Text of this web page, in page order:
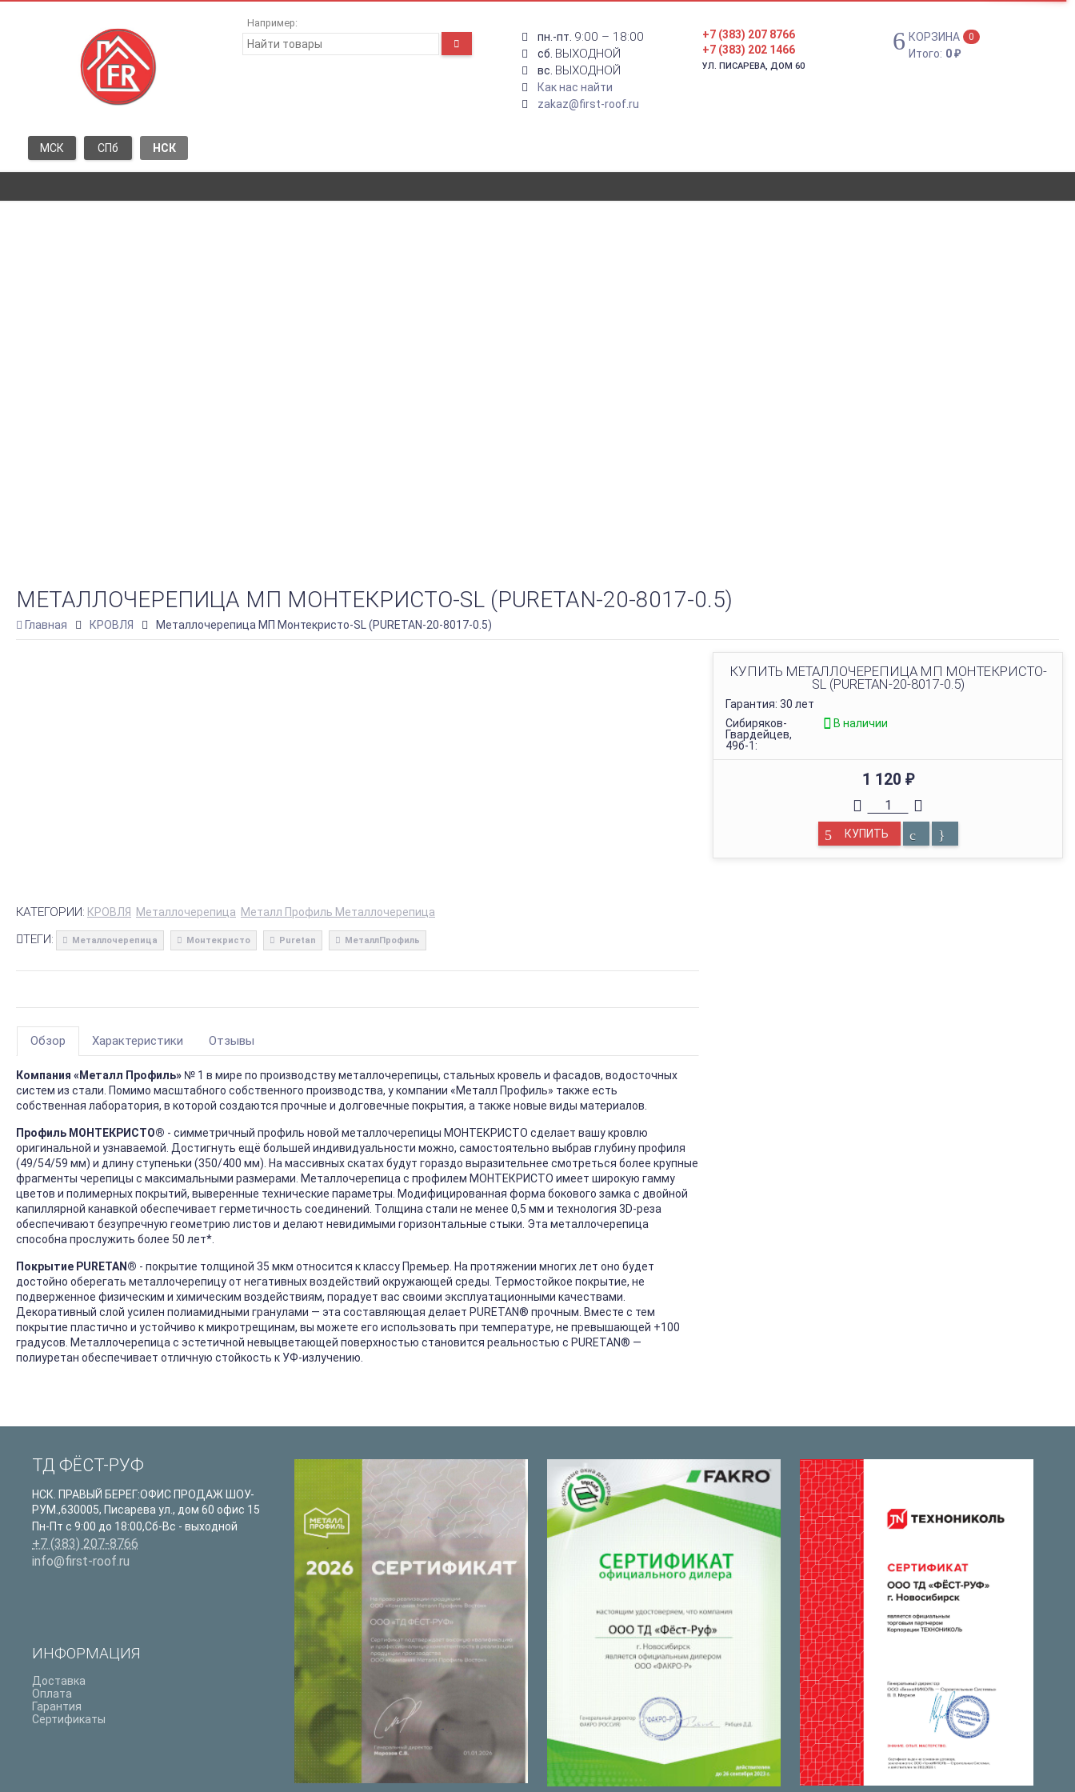
МСК СПб НСК
Например:
пн.-пт. 9:00 – 18:00
сб. ВЫХОДНОЙ
вс. ВЫХОДНОЙ
Как нас найти
zakaz@first-roof.ru
+7 (383) 207 8766
+7 (383) 202 1466
УЛ. ПИСАРЕВА, ДОМ 60
КОРЗИНА 0
Итого: 0₽
МЕТАЛЛОЧЕРЕПИЦА МП МОНТЕКРИСТО-SL (PURETAN-20-8017-0.5)
Главная КРОВЛЯ Металлочерепица МП Монтекристо-SL (PURETAN-20-8017-0.5)
КУПИТЬ МЕТАЛЛОЧЕРЕПИЦА МП МОНТЕКРИСТО-
SL (PURETAN-20-8017-0.5)
Гарантия: 30 лет
Сибиряков-
Гвардейцев,
49б-1:
В наличии
1 120 ₽
КУПИТЬ
КАТЕГОРИИ: КРОВЛЯ Металлочерепица Металл Профиль Металлочерепица
ТЕГИ: Металлочерепица Монтекристо Puretan МеталлПрофиль
Обзор Характеристики Отзывы
Компания «Металл Профиль» № 1 в мире по производству металлочерепицы, стальных кровель и фасадов, водосточных
систем из стали. Помимо масштабного собственного производства, у компании «Металл Профиль» также есть
собственная лаборатория, в которой создаются прочные и долговечные покрытия, а также новые виды материалов.
Профиль МОНТЕКРИСТО® - симметричный профиль новой металлочерепицы МОНТЕКРИСТО сделает вашу кровлю
оригинальной и узнаваемой. Достигнуть ещё большей индивидуальности можно, самостоятельно выбрав глубину профиля
(49/54/59 мм) и длину ступеньки (350/400 мм). На массивных скатах будут гораздо выразительнее смотреться более крупные
фрагменты черепицы с максимальными размерами. Металлочерепица с профилем МОНТЕКРИСТО имеет широкую гамму
цветов и полимерных покрытий, выверенные технические параметры. Модифицированная форма бокового замка с двойной
капиллярной канавкой обеспечивает герметичность соединений. Толщина стали не менее 0,5 мм и технология 3D-реза
обеспечивают безупречную геометрию листов и делают невидимыми горизонтальные стыки. Эта металлочерепица
способна прослужить более 50 лет*.
Покрытие PURETAN® - покрытие толщиной 35 мкм относится к классу Премьер. На протяжении многих лет оно будет
достойно оберегать металлочерепицу от негативных воздействий окружающей среды. Термостойкое покрытие, не
подверженное физическим и химическим воздействиям, порадует вас своими эксплуатационными качествами.
Декоративный слой усилен полиамидными гранулами — эта составляющая делает PURETAN® прочным. Вместе с тем
покрытие пластично и устойчиво к микротрещинам, вы можете его использовать при температуре, не превышающей +100
градусов. Металлочерепица с эстетичной невыцветающей поверхностью становится реальностью с PURETAN® —
полиуретан обеспечивает отличную стойкость к УФ-излучению.
ТД ФЁСТ-РУФ
НСК. ПРАВЫЙ БЕРЕГ:ОФИС ПРОДАЖ ШОУ-
РУМ.,630005, Писарева ул., дом 60 офис 15
Пн-Пт с 9:00 до 18:00,Сб-Вс - выходной
+7 (383) 207-8766
info@first-roof.ru
ИНФОРМАЦИЯ
Доставка
Оплата
Гарантия
Сертификаты